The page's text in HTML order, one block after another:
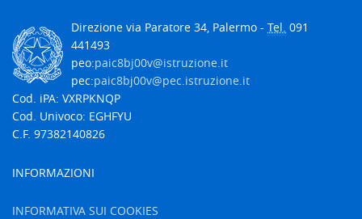
Direzione via Paratore 34, Palermo - Tel. 091
441493
peo:paic8bj00v@istruzione.it
pec:paic8bj00v@pec.istruzione.it
Cod. iPA: VXRPKNQP
Cod. Univoco: EGHFYU
C.F. 97382140826
INFORMAZIONI
INFORMATIVA SUI COOKIES